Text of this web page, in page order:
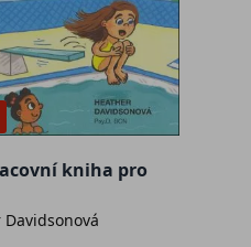
kniha pro
Davidsonová